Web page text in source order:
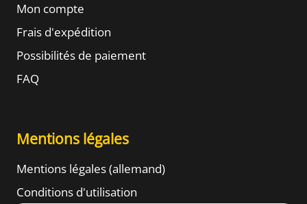
Mon compte
Frais d'expédition
Possibilités de paiement
FAQ
Mentions légales
Mentions légales (allemand)
Conditions d'utilisation